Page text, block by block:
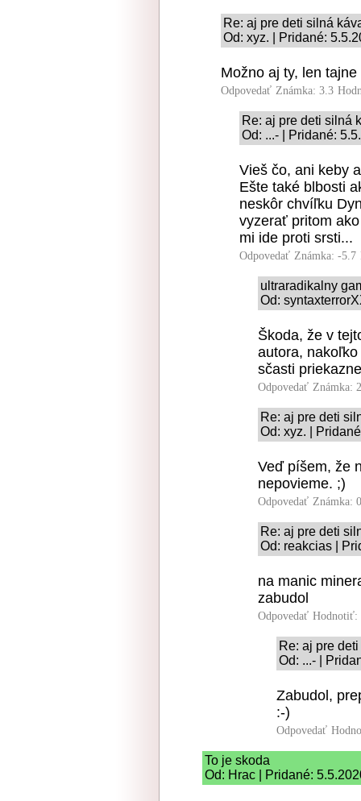
Re: aj pre deti silná
Od: xyz. | Pridané:
Možno aj ty, len
Odpovedať Známka: 3.3
Re: aj pre deti silná
Od: ...- | Pridané:
Vieš čo, ani keby
Ešte také blbosti
neskôr chvíľku
vyzerať pritom
mi ide proti srsti...
Odpovedať Známka: -5.7
ultraradikalny
Od:
Škoda, že v
autora,
sčasti
Odpovedať Známka:
Re: aj pre deti
Od: xyz. |
Veď píšem, že
nepovieme. ;)
Odpovedať Známka:
Re: aj pre deti
Od: reakcias |
na manic
zabudol
Odpovedať Hodnotiť:
Re: aj pre
Od: ...- |
Zabudol,
:-)
Odpovedať
To je skoda
Od: Hrac | Pridané: